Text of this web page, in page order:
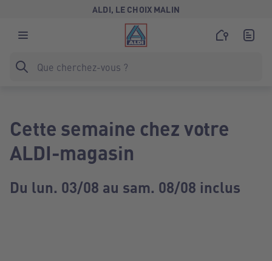
ALDI, LE CHOIX MALIN
Cette semaine chez votre
ALDI-magasin
Du lun. 03/08 au sam. 08/08 inclus